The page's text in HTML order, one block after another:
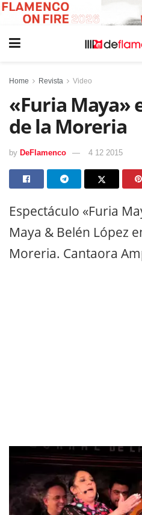
Home Revista Video
«Furia Maya»
de la Moreria
by DeFlamenco 4 12 2015
Espectáculo «Furia
Maya & Belén López
Moreria. Cantaora